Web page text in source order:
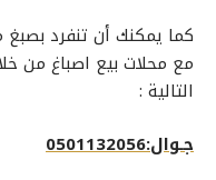
كما يمكنك أن تنفرد
مع محلات بيع اصباغ من
التالية :
جـوال:0501132056